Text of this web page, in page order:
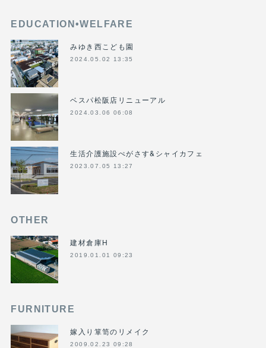
EDUCATION•WELFARE
みゆき西こども園
2024.05.02 13:35
ベスパ松阪店リニューアル
2024.03.06 06:08
生活介護施設ぺがさす&シャイカフェ
2023.07.05 13:27
OTHER
建材倉庫H
2019.01.01 09:23
FURNITURE
嫁入り箪笥のリメイク
2009.02.23 09:28